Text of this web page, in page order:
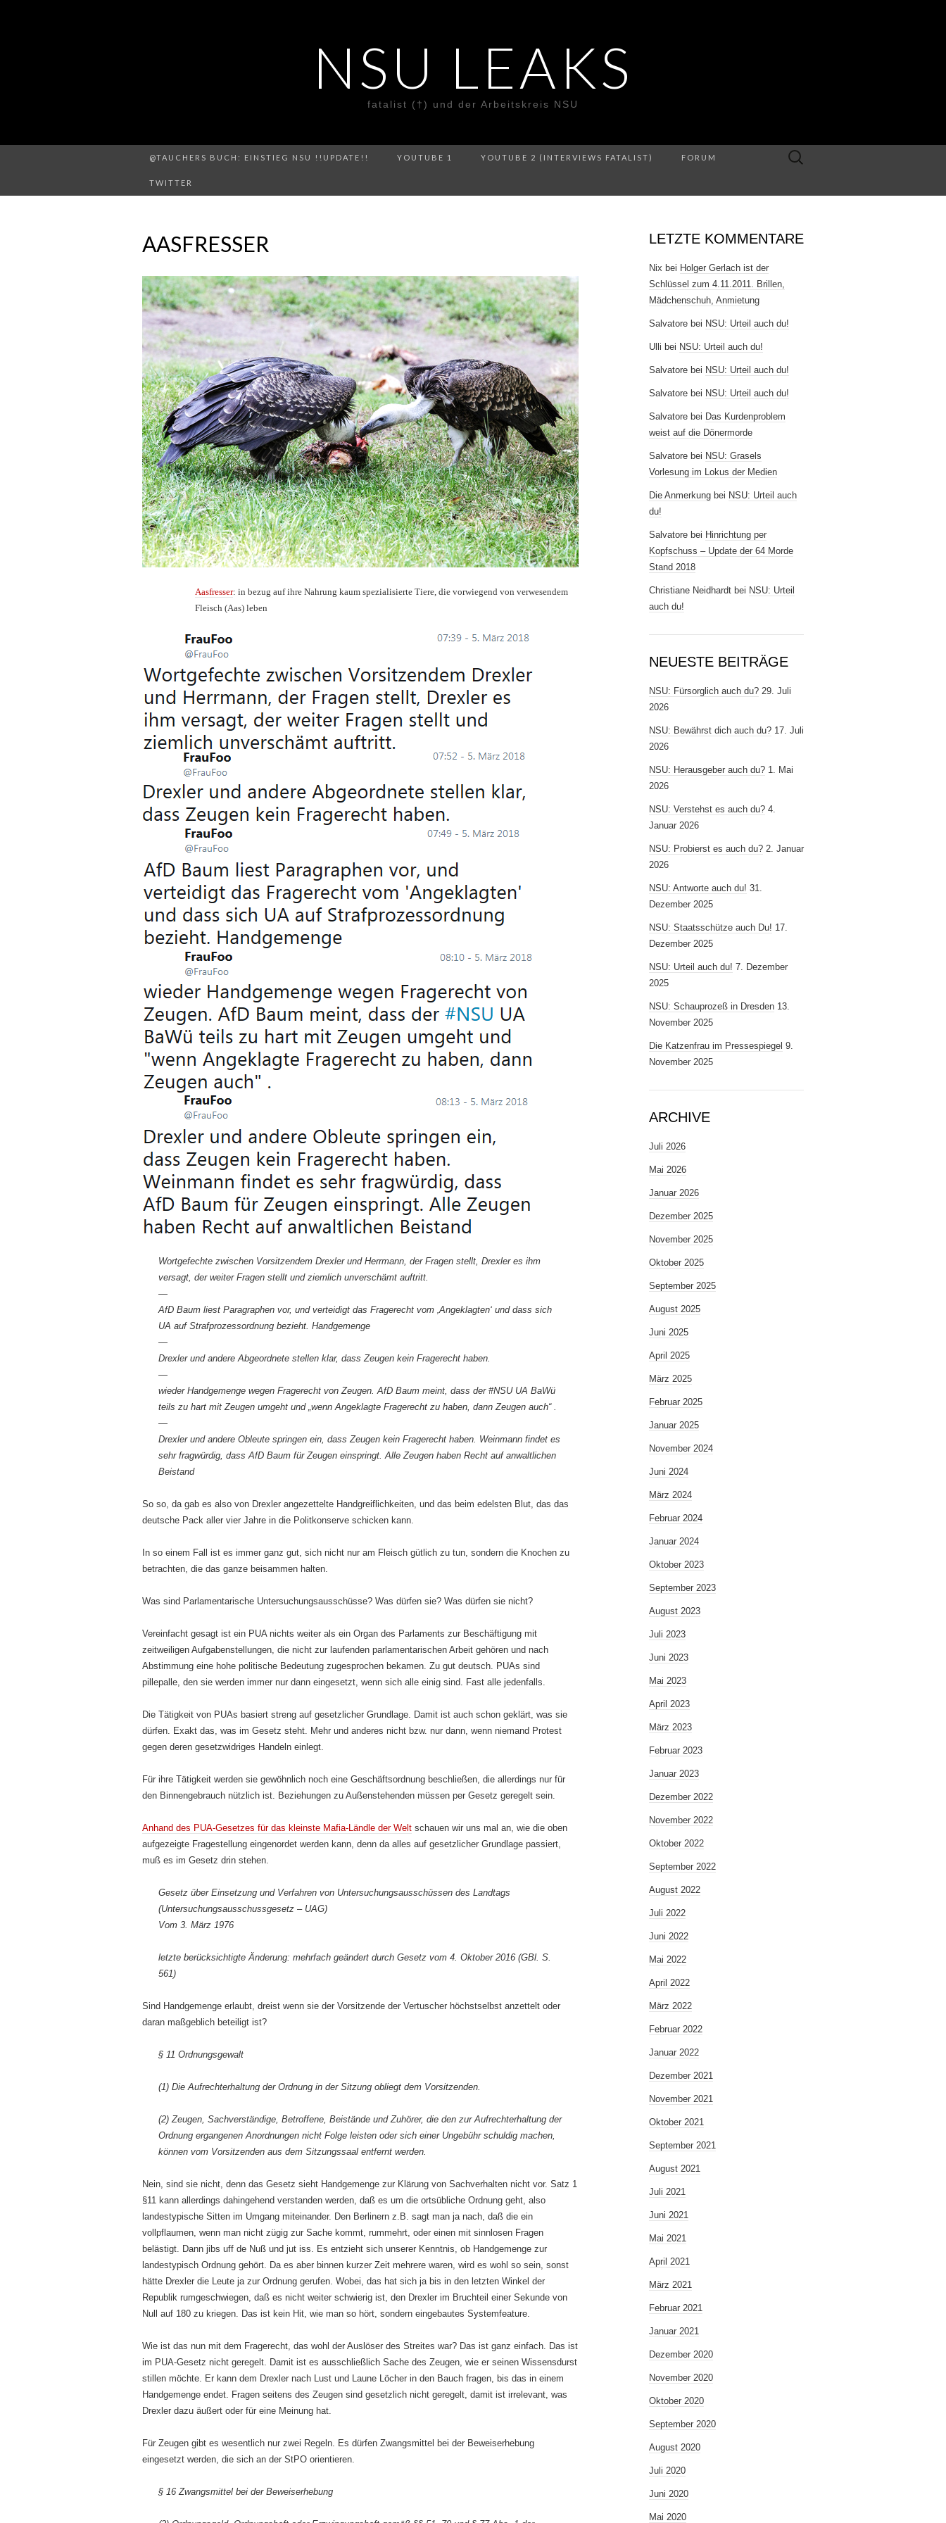
NSU LEAKS
fatalist (†) und der Arbeitskreis NSU
@TAUCHERS BUCH: EINSTIEG NSU !!UPDATE!! YOUTUBE 1 YOUTUBE 2 (INTERVIEWS FATALIST) FORUM
TWITTER
Suche
AASFRESSER
Aasfresser: in bezug auf ihre Nahrung kaum spezialisierte Tiere, die vorwiegend von verwesendem
Fleisch (Aas) leben
Wortgefechte zwischen Vorsitzendem Drexler und Herrmann, der Fragen stellt, Drexler es ihm
versagt, der weiter Fragen stellt und ziemlich unverschämt auftritt.
—
AfD Baum liest Paragraphen vor, und verteidigt das Fragerecht vom ‚Angeklagten‘ und dass sich
UA auf Strafprozessordnung bezieht. Handgemenge
—
Drexler und andere Abgeordnete stellen klar, dass Zeugen kein Fragerecht haben.
—
wieder Handgemenge wegen Fragerecht von Zeugen. AfD Baum meint, dass der #NSU UA BaWü
teils zu hart mit Zeugen umgeht und „wenn Angeklagte Fragerecht zu haben, dann Zeugen auch“ .
—
Drexler und andere Obleute springen ein, dass Zeugen kein Fragerecht haben. Weinmann findet es
sehr fragwürdig, dass AfD Baum für Zeugen einspringt. Alle Zeugen haben Recht auf anwaltlichen
Beistand
So so, da gab es also von Drexler angezettelte Handgreiflichkeiten, und das beim edelsten Blut, das das
deutsche Pack aller vier Jahre in die Politkonserve schicken kann.
In so einem Fall ist es immer ganz gut, sich nicht nur am Fleisch gütlich zu tun, sondern die Knochen zu
betrachten, die das ganze beisammen halten.
Was sind Parlamentarische Untersuchungsausschüsse? Was dürfen sie? Was dürfen sie nicht?
Vereinfacht gesagt ist ein PUA nichts weiter als ein Organ des Parlaments zur Beschäftigung mit
zeitweiligen Aufgabenstellungen, die nicht zur laufenden parlamentarischen Arbeit gehören und nach
Abstimmung eine hohe politische Bedeutung zugesprochen bekamen. Zu gut deutsch. PUAs sind
pillepalle, den sie werden immer nur dann eingesetzt, wenn sich alle einig sind. Fast alle jedenfalls.
Die Tätigkeit von PUAs basiert streng auf gesetzlicher Grundlage. Damit ist auch schon geklärt, was sie
dürfen. Exakt das, was im Gesetz steht. Mehr und anderes nicht bzw. nur dann, wenn niemand Protest
gegen deren gesetzwidriges Handeln einlegt.
Für ihre Tätigkeit werden sie gewöhnlich noch eine Geschäftsordnung beschließen, die allerdings nur für
den Binnengebrauch nützlich ist. Beziehungen zu Außenstehenden müssen per Gesetz geregelt sein.
Anhand des PUA-Gesetzes für das kleinste Mafia-Ländle der Welt schauen wir uns mal an, wie die oben
aufgezeigte Fragestellung eingenordet werden kann, denn da alles auf gesetzlicher Grundlage passiert,
muß es im Gesetz drin stehen.
Gesetz über Einsetzung und Verfahren von Untersuchungsausschüssen des Landtags
(Untersuchungsausschussgesetz – UAG)
Vom 3. März 1976
letzte berücksichtigte Änderung: mehrfach geändert durch Gesetz vom 4. Oktober 2016 (GBl. S.
561)
Sind Handgemenge erlaubt, dreist wenn sie der Vorsitzende der Vertuscher höchstselbst anzettelt oder
daran maßgeblich beteiligt ist?
§ 11 Ordnungsgewalt
(1) Die Aufrechterhaltung der Ordnung in der Sitzung obliegt dem Vorsitzenden.
(2) Zeugen, Sachverständige, Betroffene, Beistände und Zuhörer, die den zur Aufrechterhaltung der
Ordnung ergangenen Anordnungen nicht Folge leisten oder sich einer Ungebühr schuldig machen,
können vom Vorsitzenden aus dem Sitzungssaal entfernt werden.
Nein, sind sie nicht, denn das Gesetz sieht Handgemenge zur Klärung von Sachverhalten nicht vor. Satz 1
§11 kann allerdings dahingehend verstanden werden, daß es um die ortsübliche Ordnung geht, also
landestypische Sitten im Umgang miteinander. Den Berlinern z.B. sagt man ja nach, daß die ein
vollpflaumen, wenn man nicht zügig zur Sache kommt, rummehrt, oder einen mit sinnlosen Fragen
belästigt. Dann jibs uff de Nuß und jut iss. Es entzieht sich unserer Kenntnis, ob Handgemenge zur
landestypisch Ordnung gehört. Da es aber binnen kurzer Zeit mehrere waren, wird es wohl so sein, sonst
hätte Drexler die Leute ja zur Ordnung gerufen. Wobei, das hat sich ja bis in den letzten Winkel der
Republik rumgeschwiegen, daß es nicht weiter schwierig ist, den Drexler im Bruchteil einer Sekunde von
Null auf 180 zu kriegen. Das ist kein Hit, wie man so hört, sondern eingebautes Systemfeature.
Wie ist das nun mit dem Fragerecht, das wohl der Auslöser des Streites war? Das ist ganz einfach. Das ist
im PUA-Gesetz nicht geregelt. Damit ist es ausschließlich Sache des Zeugen, wie er seinen Wissensdurst
stillen möchte. Er kann dem Drexler nach Lust und Laune Löcher in den Bauch fragen, bis das in einem
Handgemenge endet. Fragen seitens des Zeugen sind gesetzlich nicht geregelt, damit ist irrelevant, was
Drexler dazu äußert oder für eine Meinung hat.
Für Zeugen gibt es wesentlich nur zwei Regeln. Es dürfen Zwangsmittel bei der Beweiserhebung
eingesetzt werden, die sich an der StPO orientieren.
§ 16 Zwangsmittel bei der Beweiserhebung
LETZTE KOMMENTARE
Nix bei Holger Gerlach ist der
Schlüssel zum 4.11.2011. Brillen,
Mädchenschuh, Anmietung
Salvatore bei NSU: Urteil auch du!
Ulli bei NSU: Urteil auch du!
Salvatore bei NSU: Urteil auch du!
Salvatore bei NSU: Urteil auch du!
Salvatore bei Das Kurdenproblem
weist auf die Dönermorde
Salvatore bei NSU: Grasels
Vorlesung im Lokus der Medien
Die Anmerkung bei NSU: Urteil auch
du!
Salvatore bei Hinrichtung per
Kopfschuss – Update der 64 Morde
Stand 2018
Christiane Neidhardt bei NSU: Urteil
auch du!
NEUESTE BEITRÄGE
NSU: Fürsorglich auch du? 29. Juli
2026
NSU: Bewährst dich auch du? 17. Juli
2026
NSU: Herausgeber auch du? 1. Mai
2026
NSU: Verstehst es auch du? 4.
Januar 2026
NSU: Probierst es auch du? 2. Januar
2026
NSU: Antworte auch du! 31.
Dezember 2025
NSU: Staatsschütze auch Du! 17.
Dezember 2025
NSU: Urteil auch du! 7. Dezember
2025
NSU: Schauprozeß in Dresden 13.
November 2025
Die Katzenfrau im Pressespiegel 9.
November 2025
ARCHIVE
Juli 2026
Mai 2026
Januar 2026
Dezember 2025
November 2025
Oktober 2025
September 2025
August 2025
Juni 2025
April 2025
März 2025
Februar 2025
Januar 2025
November 2024
Juni 2024
März 2024
Februar 2024
Januar 2024
Oktober 2023
September 2023
August 2023
Juli 2023
Juni 2023
Mai 2023
April 2023
März 2023
Februar 2023
Januar 2023
Dezember 2022
November 2022
Oktober 2022
September 2022
August 2022
Juli 2022
Juni 2022
Mai 2022
April 2022
März 2022
Februar 2022
Januar 2022
Dezember 2021
November 2021
Oktober 2021
September 2021
August 2021
Juli 2021
Juni 2021
Mai 2021
April 2021
März 2021
Februar 2021
Januar 2021
Dezember 2020
November 2020
Oktober 2020
September 2020
August 2020
Juli 2020
Juni 2020
Mai 2020